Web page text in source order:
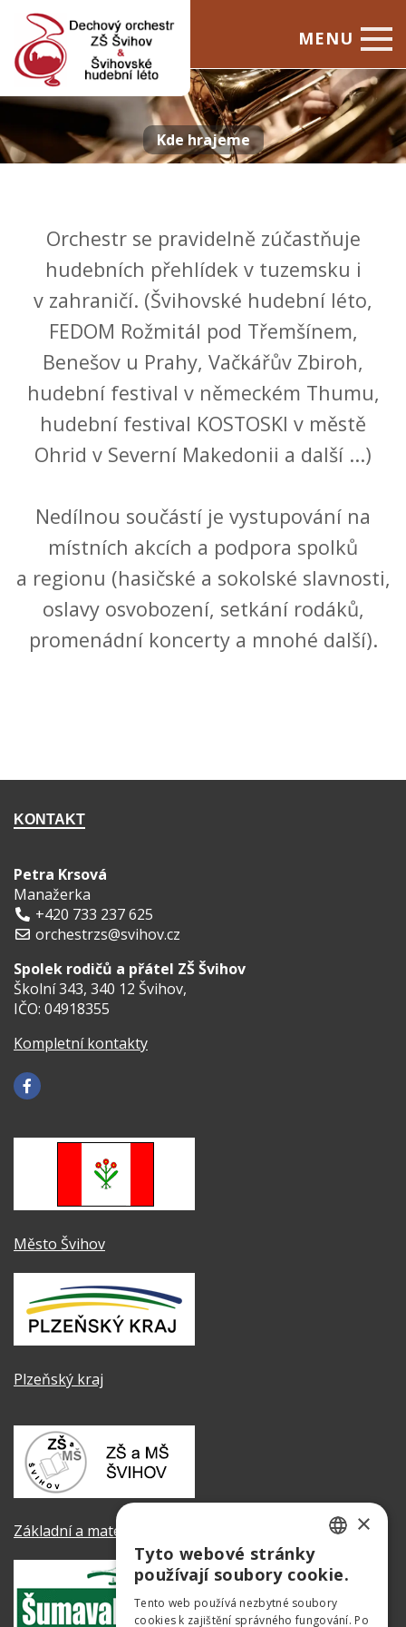
MENU
Úvod
Dechový orchestr
Švihovské hudební léto
Kde hrajeme
Orchestr se pravidelně zúčastňuje
hudebních přehlídek v tuzemsku i
v zahraničí. (Švihovské hudební léto,
FEDOM Rožmitál pod Třemšínem,
Benešov u Prahy, Vačkářův Zbiroh,
hudební festival v německém Thumu,
hudební festival KOSTOSKI v městě
Ohrid v Severní Makedonii a další ...)
Nedílnou součástí je vystupování na
místních akcích a podpora spolků
a regionu (hasičské a sokolské slavnosti,
oslavy osvobození, setkání rodáků,
promenádní koncerty a mnohé další).
KONTAKT
Petra Krsová
Manažerka
+420 733 237 625
orchestrzs@svihov.cz
Spolek rodičů a přátel ZŠ Švihov
Školní 343, 340 12 Švihov,
IČO: 04918355
Kompletní kontakty
Město Švihov
Plzeňský kraj
Základní a mateřská škola Švihov
ENGLISH
×
Tyto webové stránky
používají soubory cookie.
Tento web používá nezbytné soubory
cookies k zajištění správného fungování. Po